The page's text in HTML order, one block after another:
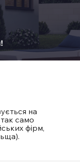
на
само
фірм,